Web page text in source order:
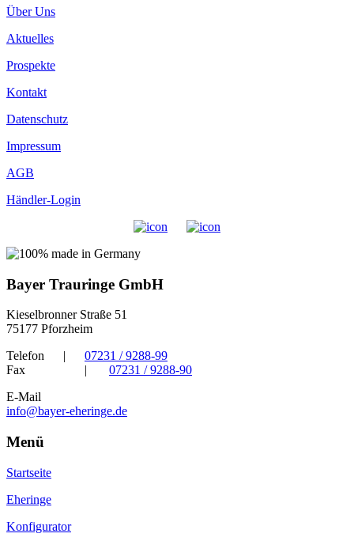
Über Uns
Aktuelles
Prospekte
Kontakt
Datenschutz
Impressum
AGB
Händler-Login
Bayer Trauringe GmbH
Kieselbronner Straße 51
75177 Pforzheim
Telefon
|
07231 / 9288-99
Fax
|
07231 / 9288-90
E-Mail
info@bayer-eheringe.de
Menü
Startseite
Eheringe
Konfigurator